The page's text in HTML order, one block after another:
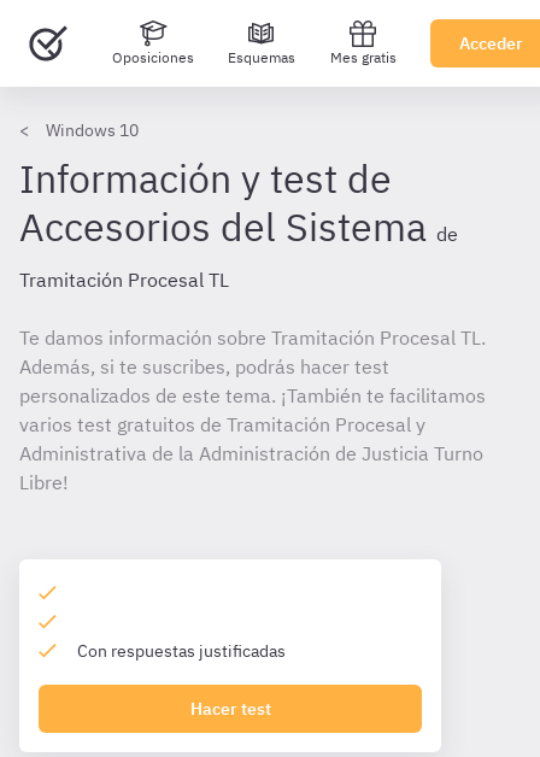
Oposiciones Esquemas Mes gratis
Acceder
Windows 10
Información y test de
Accesorios del Sistema de
Tramitación Procesal TL
Te damos información sobre Tramitación Procesal TL.
Además, si te suscribes, podrás hacer test
personalizados de este tema. ¡También te facilitamos
varios test gratuitos de Tramitación Procesal y
Administrativa de la Administración de Justicia Turno
Libre!
Con respuestas justificadas
Hacer test